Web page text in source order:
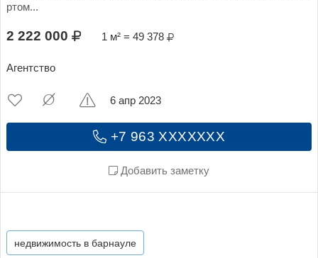
ртом...
2 222 000 1 м² = 49 378
Агентство
+7 963 XXXXXXX
Добавить заметку
6 апр 2023
недвижимость в барнауле